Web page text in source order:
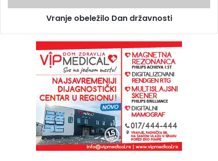
Vranje obeležilo Dan državnosti